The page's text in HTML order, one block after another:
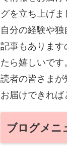
グを立ち上げま
自分の経験や
記事もあります
たら嬉しいです
読者の皆さまが
お届けできれば
ブログメニ